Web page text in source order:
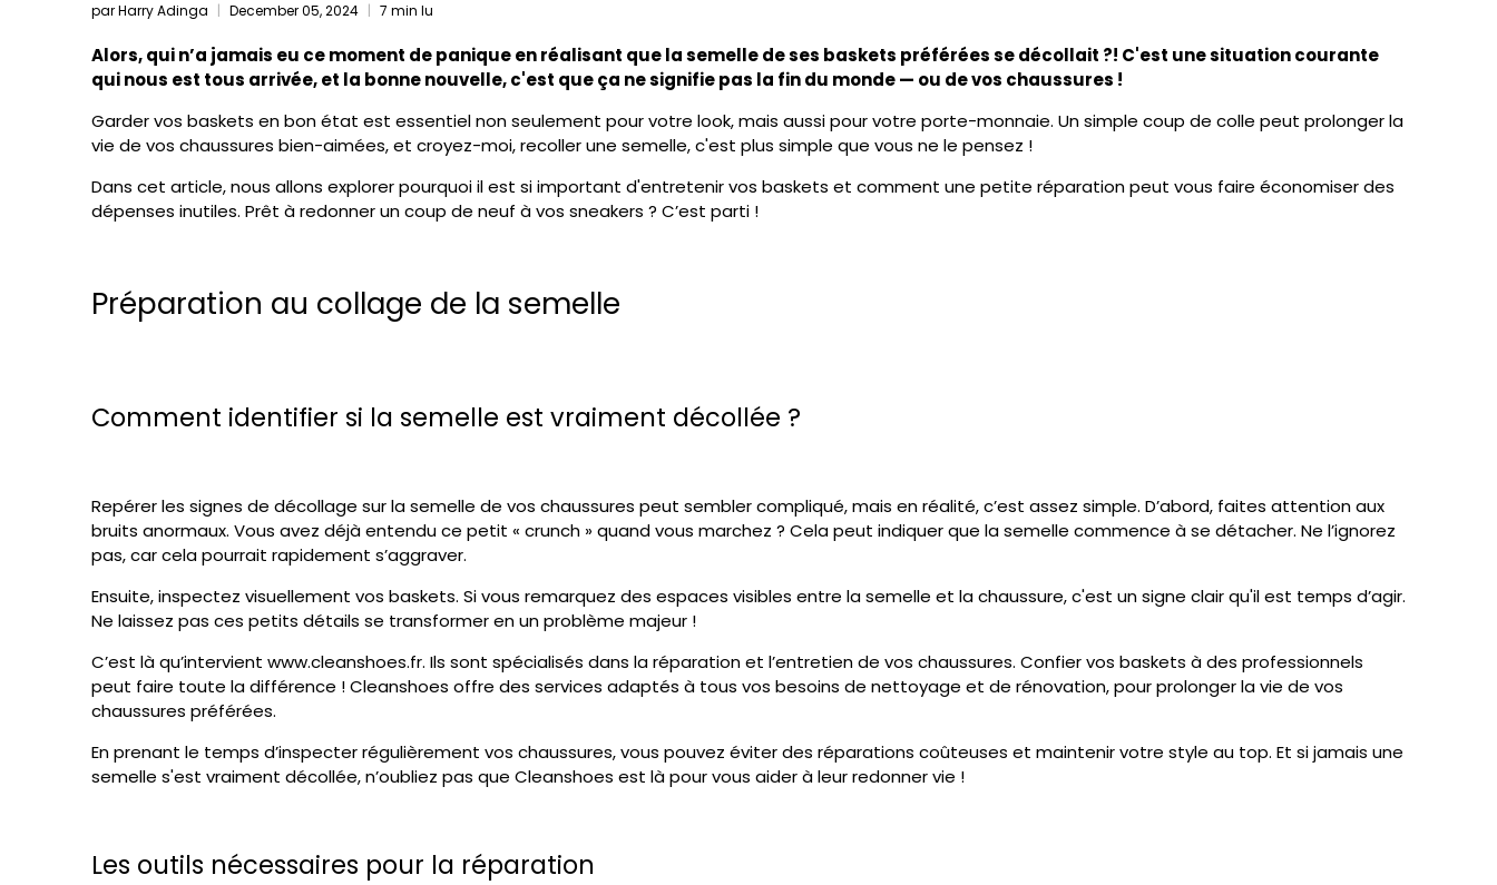
par Harry Adinga December 05, 2024 7 min lu
Alors, qui n’a jamais eu ce moment de panique en réalisant que la semelle de ses baskets préférées se décollait ?! C'est une situation courante
qui nous est tous arrivée, et la bonne nouvelle, c'est que ça ne signifie pas la fin du monde — ou de vos chaussures !
Garder vos baskets en bon état est essentiel non seulement pour votre look, mais aussi pour votre porte-monnaie. Un simple coup de colle peut prolonger la
vie de vos chaussures bien-aimées, et croyez-moi, recoller une semelle, c'est plus simple que vous ne le pensez !
Dans cet article, nous allons explorer pourquoi il est si important d'entretenir vos baskets et comment une petite réparation peut vous faire économiser des
dépenses inutiles. Prêt à redonner un coup de neuf à vos sneakers ? C’est parti !
Préparation au collage de la semelle
Comment identifier si la semelle est vraiment décollée ?
Repérer les signes de décollage sur la semelle de vos chaussures peut sembler compliqué, mais en réalité, c’est assez simple. D’abord, faites attention aux
bruits anormaux. Vous avez déjà entendu ce petit « crunch » quand vous marchez ? Cela peut indiquer que la semelle commence à se détacher. Ne l’ignorez
pas, car cela pourrait rapidement s’aggraver.
Ensuite, inspectez visuellement vos baskets. Si vous remarquez des espaces visibles entre la semelle et la chaussure, c'est un signe clair qu'il est temps d’agir.
Ne laissez pas ces petits détails se transformer en un problème majeur !
C’est là qu’intervient www.cleanshoes.fr. Ils sont spécialisés dans la réparation et l’entretien de vos chaussures. Confier vos baskets à des professionnels
peut faire toute la différence ! Cleanshoes offre des services adaptés à tous vos besoins de nettoyage et de rénovation, pour prolonger la vie de vos
chaussures préférées.
En prenant le temps d’inspecter régulièrement vos chaussures, vous pouvez éviter des réparations coûteuses et maintenir votre style au top. Et si jamais une
semelle s'est vraiment décollée, n’oubliez pas que Cleanshoes est là pour vous aider à leur redonner vie !
Les outils nécessaires pour la réparation